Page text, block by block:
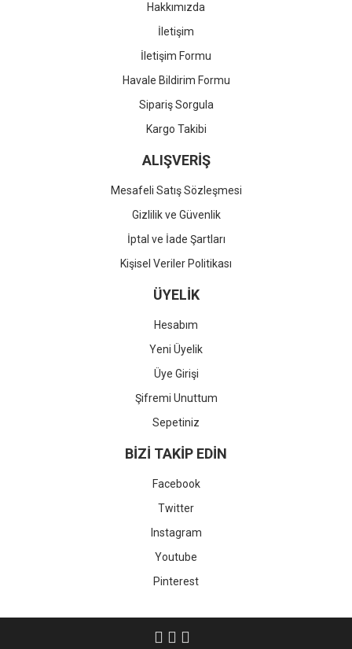
Hakkımızda
İletişim
İletişim Formu
Havale Bildirim Formu
Sipariş Sorgula
Kargo Takibi
ALIŞVERİŞ
Mesafeli Satış Sözleşmesi
Gizlilik ve Güvenlik
İptal ve İade Şartları
Kişisel Veriler Politikası
ÜYELİK
Hesabım
Yeni Üyelik
Üye Girişi
Şifremi Unuttum
Sepetiniz
BİZİ TAKİP EDİN
Facebook
Twitter
Instagram
Youtube
Pinterest